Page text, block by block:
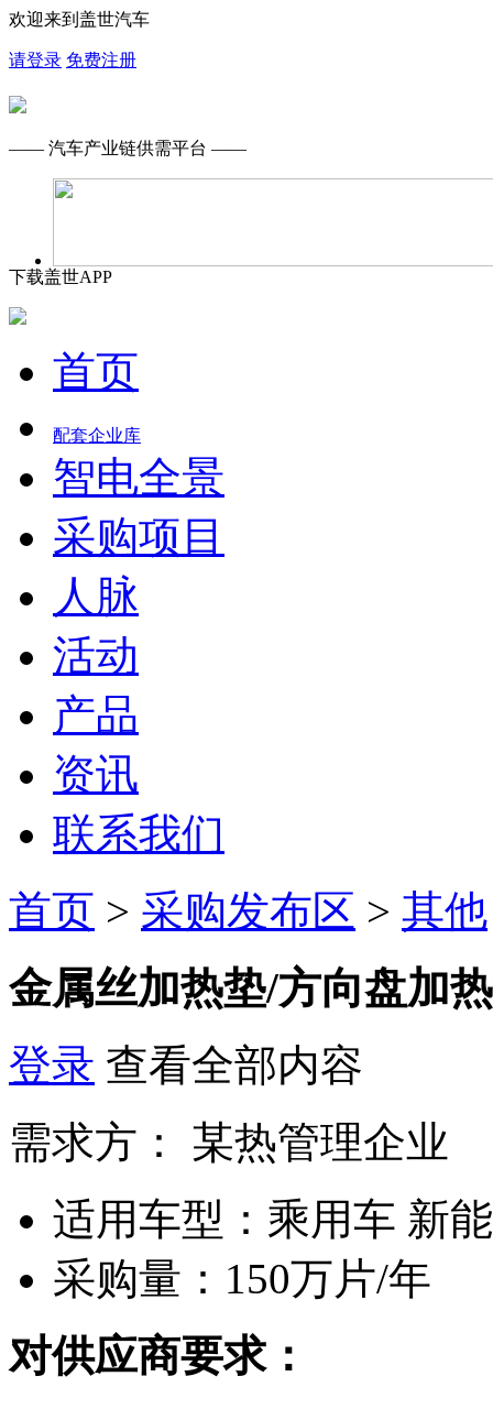
欢迎来到盖世汽车
请登录 免费注册
—— 汽车产业链供需平台 ——
下载盖世APP
首页
配套企业库
智电全景
采购项目
人脉
活动
产品
资讯
联系我们
首页 > 采购发布区 > 其他
金属丝加热垫/方向盘加
登录 查看全部内容
需求方：
某热管理企业
适用车型： 乘用车 新
采购量： 150万片/年
对供应商要求：